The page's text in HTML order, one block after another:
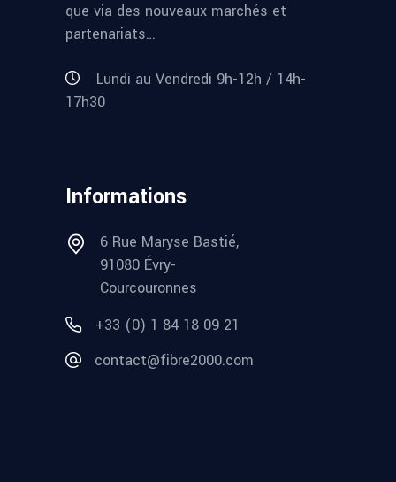
que via des nouveaux marchés et
partenariats…
Lundi au Vendredi 9h-12h / 14h-
17h30
Informations
6 Rue Maryse Bastié,
91080 Évry-
Courcouronnes
+33 (0) 1 84 18 09 21
contact@fibre2000.com